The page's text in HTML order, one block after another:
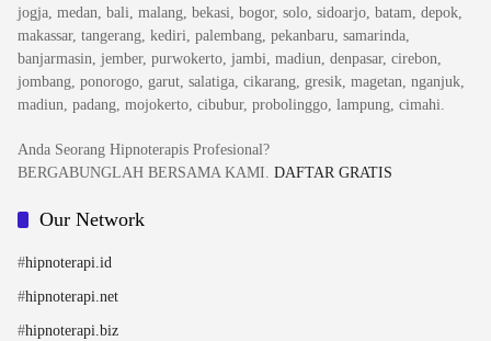
jogja, medan, bali, malang, bekasi, bogor, solo, sidoarjo, batam, depok,
makassar, tangerang, kediri, palembang, pekanbaru, samarinda,
banjarmasin, jember, purwokerto, jambi, madiun, denpasar, cirebon,
jombang, ponorogo, garut, salatiga, cikarang, gresik, magetan, nganjuk,
madiun, padang, mojokerto, cibubur, probolinggo, lampung, cimahi.
Anda Seorang Hipnoterapis Profesional?
BERGABUNGLAH BERSAMA KAMI. DAFTAR GRATIS
Our Network
#hipnoterapi.id
#hipnoterapi.net
#hipnoterapi.biz